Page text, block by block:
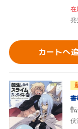
在
発
カートへ
書
伏